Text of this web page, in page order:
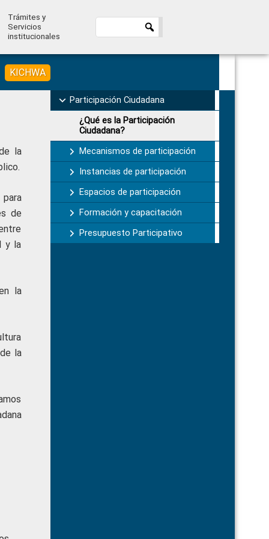
Trámites y
Servicios
institucionales
KICHWA
la
de
y la
la
la
Primary
Sidebar
Participación Ciudadana
¿Qué es la Participación
Ciudadana?
Mecanismos de participación
Instancias de participación
Espacios de participación
Formación y capacitación
Presupuesto Participativo